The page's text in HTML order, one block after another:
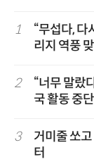
1
“무섭다,
리지 역풍
2
“너무 말랐
국 활동 중단
3
거미줄 쏘
터